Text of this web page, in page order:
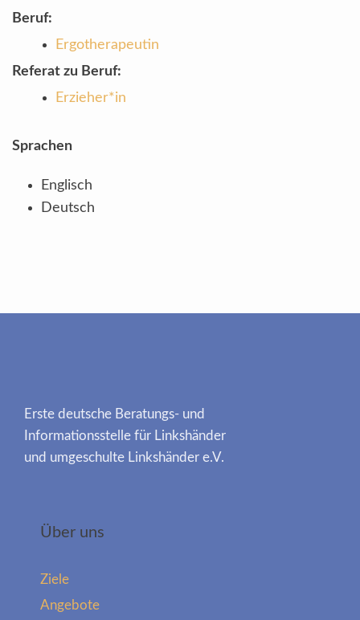
Beruf:
Ergotherapeutin
Referat zu Beruf:
Erzieher*in
Sprachen
Englisch
Deutsch
Erste deutsche Beratungs- und
Informationsstelle für Linkshänder
und umgeschulte Linkshänder e.V.
Über uns
Ziele
Angebote